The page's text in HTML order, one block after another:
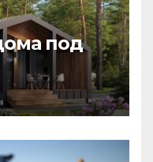
под